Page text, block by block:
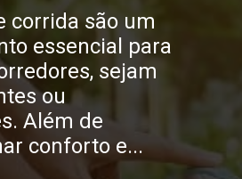
corrida são um
essencial para
sejam
ou
Além de
conforto e...